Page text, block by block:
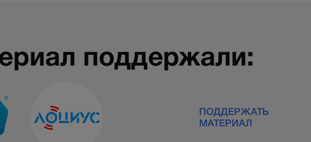
поддержали:
ПОДДЕРЖАТЬ
МАТЕРИАЛ